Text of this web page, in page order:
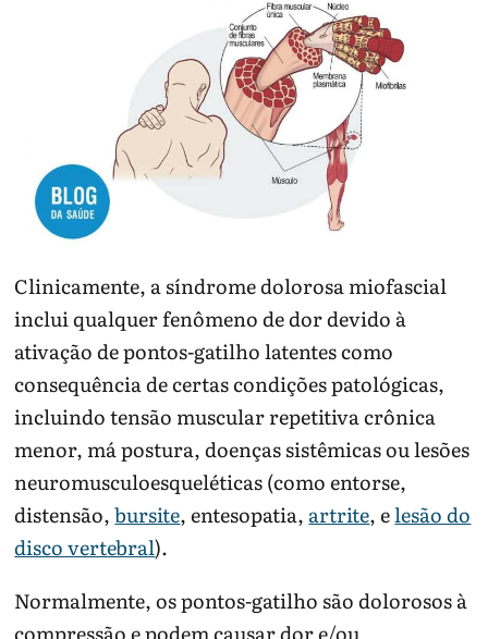
Clinicamente, a síndrome dolorosa miofascial
inclui qualquer fenômeno de dor devido à
ativação de pontos-gatilho latentes como
consequência de certas condições patológicas,
incluindo tensão muscular repetitiva crônica
menor, má postura, doenças sistêmicas ou lesões
neuromusculoesqueléticas (como entorse,
distensão,bursite, entesopatia, artrite, elesão do
disco vertebral).
Normalmente, os pontos-gatilho são dolorosos à
compressão e podem causar dor e/ou